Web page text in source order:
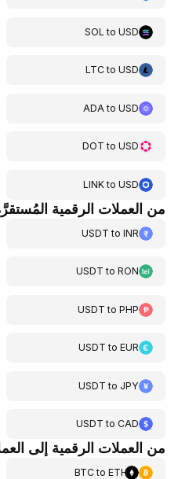
SOL toUSD
LTCtoUSD
ADA toUSD
DOT toUSD
LINKtoUSD
من العملات الرقمية
USDT toINR
USDT toRON
USDT toPHP
USDT toEUR
USDT toJPY
USDT toCAD
من العملات الرقمية إلى
BTCtoETH